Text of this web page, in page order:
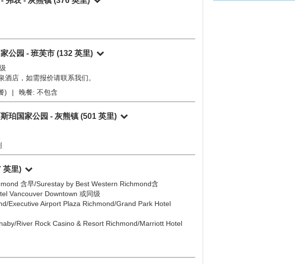
Vancouver Downtown 或同级
Executive Airport Plaza Richmond/Grand Park Hotel
公园 - 班芙市(132 英里)
)
| 晚餐:不包含